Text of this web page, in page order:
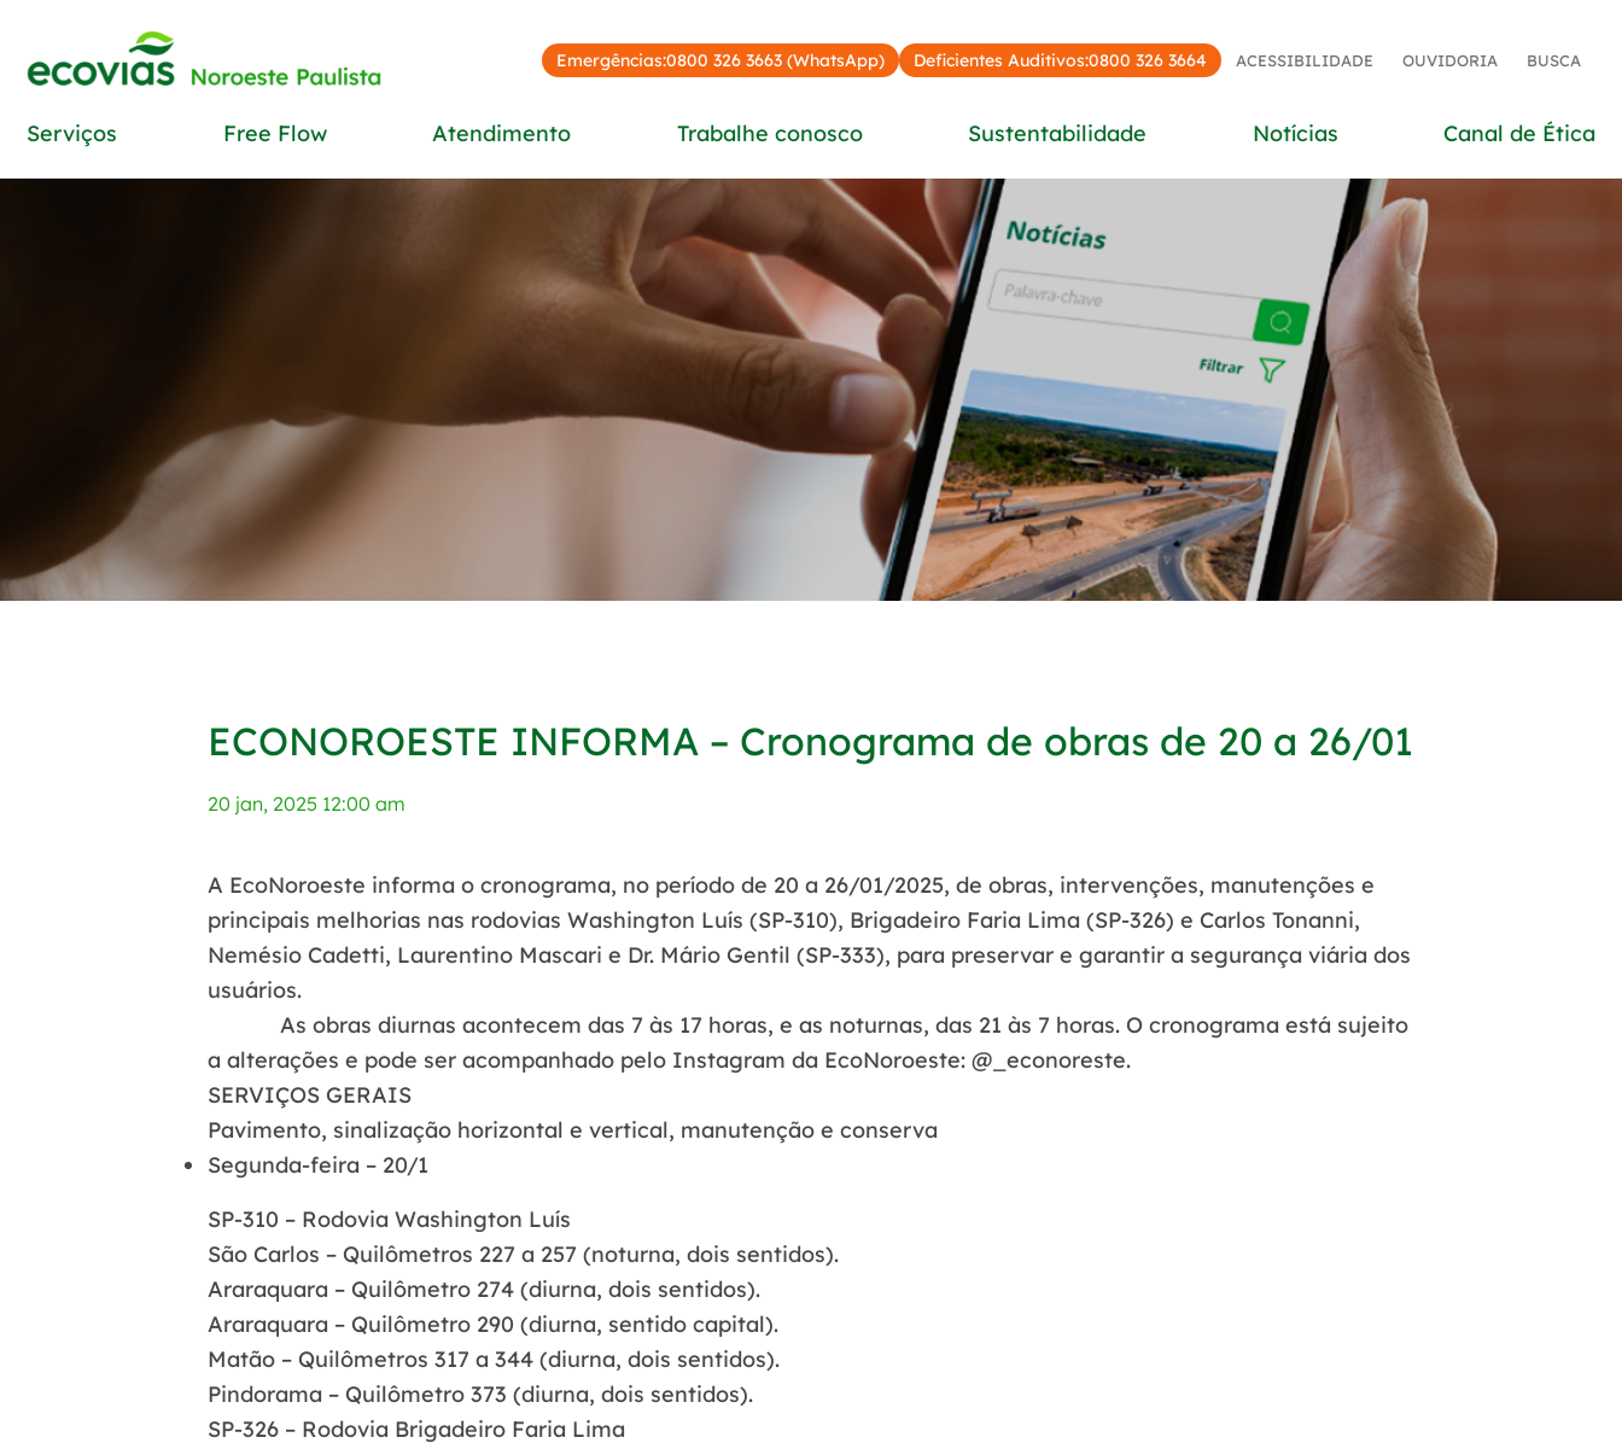
Emergências:0800 326 3663 (WhatsApp) Deficientes Auditivos:0800 326 3664 ACESSIBILIDADE OUVIDORIA BUSCA
Serviços Free Flow Atendimento Trabalhe conosco Sustentabilidade Notícias Canal de Ética
ECONOROESTE INFORMA – Cronograma de obras de 20 a 26/01
20 jan, 2025 12:00 am
A EcoNoroeste informa o cronograma, no período de 20 a 26/01/2025, de obras, intervenções, manutenções e
principais melhorias nas rodovias Washington Luís (SP-310), Brigadeiro Faria Lima (SP-326) e Carlos Tonanni,
Nemésio Cadetti, Laurentino Mascari e Dr. Mário Gentil (SP-333), para preservar e garantir a segurança viária dos
usuários.
As obras diurnas acontecem das 7 às 17 horas, e as noturnas, das 21 às 7 horas. O cronograma está sujeito
a alterações e pode ser acompanhado pelo Instagram da EcoNoroeste: @_econoreste.
SERVIÇOS GERAIS
Pavimento, sinalização horizontal e vertical, manutenção e conserva
Segunda-feira – 20/1
SP-310 – Rodovia Washington Luís
São Carlos – Quilômetros 227 a 257 (noturna, dois sentidos).
Araraquara – Quilômetro 274 (diurna, dois sentidos).
Araraquara – Quilômetro 290 (diurna, sentido capital).
Matão – Quilômetros 317 a 344 (diurna, dois sentidos).
Pindorama – Quilômetro 373 (diurna, dois sentidos).
SP-326 – Rodovia Brigadeiro Faria Lima